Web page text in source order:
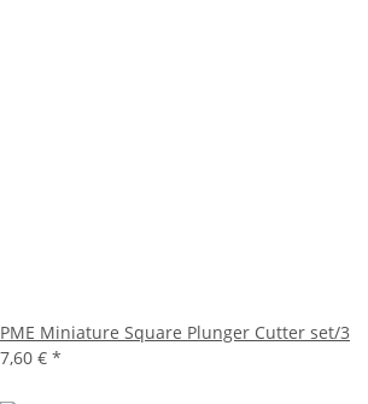
PME Miniature Square Plunger Cutter set/3
7,60 € *